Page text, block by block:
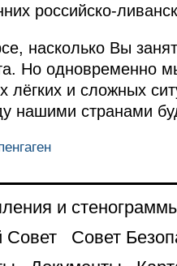
российско-
насколько Вы
Но одновременно
лёгких и сложных
нашими странами
и
Совет
Совет